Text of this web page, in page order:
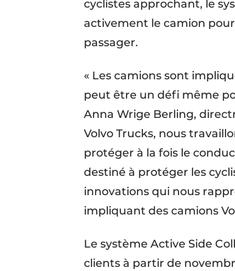
cyclistes approchant, le
activement le camion pour
passager.
« Les camions sont
peut être un défi même
Anna Wrige Berling,
Volvo Trucks, nous
protéger à la fois le
destiné à protéger les
innovations qui nous
impliquant des camions
Le système Active Side
clients à partir de